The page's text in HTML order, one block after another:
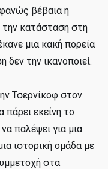
βέβαια η
την κατάσταση στη
μια κακή πορεία
δεν την ικανοποιεί.
Τσερνίκοφ στον
πάρει εκείνη το
παλέψει για μια
ιστορική ομάδα με
στα